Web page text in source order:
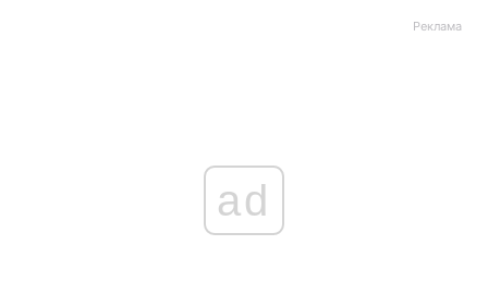
Реклама
ad